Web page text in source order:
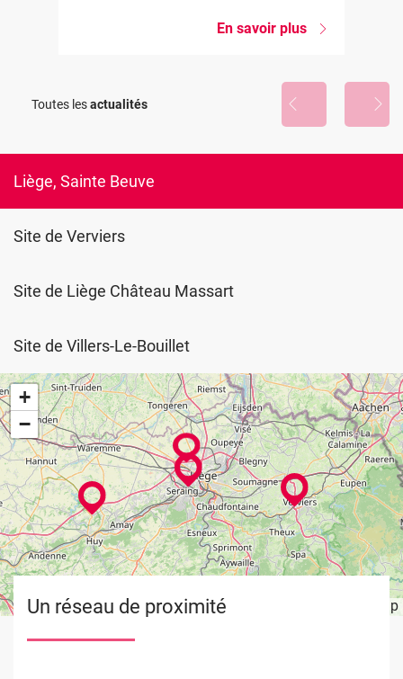
En savoir plus sur
sophrologie,
outil
gestion
Toutes lesactualités
+
−
OpenStreetMap
Un réseau de proximité
Liège, Sainte Beuve
Site de Verviers
Site de Liège Château Massart
Site de Villers-Le-Bouillet